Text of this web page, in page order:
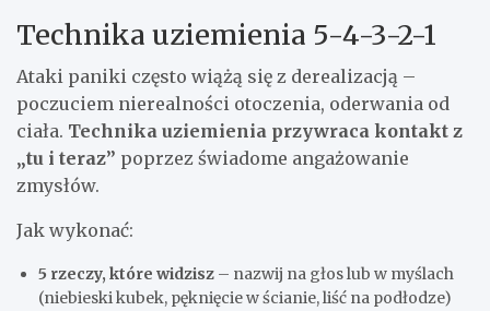
Technika uziemienia 5-4-3-2-1
Ataki paniki często wiążą się z derealizacją –
poczuciem nierealności otoczenia, oderwania od
ciała. Technika uziemienia przywraca kontakt z
„tu i teraz” poprzez świadome angażowanie
zmysłów.
Jak wykonać:
5 rzeczy, które widzisz – nazwij na głos lub w myślach
(niebieski kubek, pęknięcie w ścianie, liść na podłodze)